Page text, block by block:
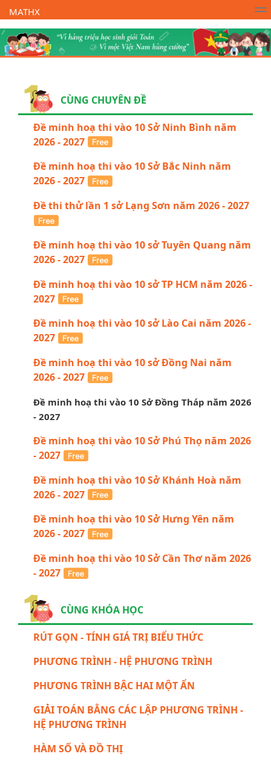
MATHX
Trường Toán Online MATHX Học toán - Lớp 1
CÙNG CHUYÊN ĐỀ
Đề minh hoạ thi vào 10 Sở Ninh Bình năm
2026 - 2027
Đề minh hoạ thi vào 10 Sở Bắc Ninh năm
2026 - 2027
Đề thi thử lần 1 sở Lạng Sơn năm 2026 - 2027
Đề minh hoạ thi vào 10 sở Tuyên Quang năm
2026 - 2027
Đề minh hoạ thi vào 10 sở TP HCM năm 2026 -
2027
Đề minh hoạ thi vào 10 sở Lào Cai năm 2026 -
2027
Đề minh hoạ thi vào 10 sở Đồng Nai năm
2026 - 2027
Đề minh hoạ thi vào 10 Sở Đồng Tháp năm 2026
- 2027
Đề minh hoạ thi vào 10 Sở Phú Thọ năm 2026
- 2027
Đề minh hoạ thi vào 10 Sở Khánh Hoà năm
2026 - 2027
Đề minh hoạ thi vào 10 Sở Hưng Yên năm
2026 - 2027
Đề minh hoạ thi vào 10 Sở Cần Thơ năm 2026
- 2027
CÙNG KHÓA HỌC
RÚT GỌN - TÍNH GIÁ TRỊ BIỂU THỨC
PHƯƠNG TRÌNH - HỆ PHƯƠNG TRÌNH
PHƯƠNG TRÌNH BẬC HAI MỘT ẨN
GIẢI TOÁN BẰNG CÁC LẬP PHƯƠNG TRÌNH -
HỆ PHƯƠNG TRÌNH
HÀM SỐ VÀ ĐỒ THỊ